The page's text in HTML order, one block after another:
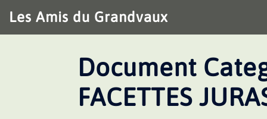
au
contenu
Les Amis du Grandvaux
Document
FACETTES